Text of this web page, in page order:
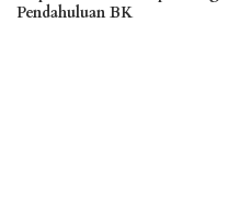
Pendahuluan BK